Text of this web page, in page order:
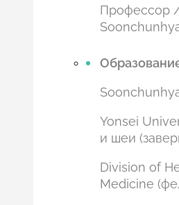
Профессор /
Yonsei
и шеи
Division of
Medicine